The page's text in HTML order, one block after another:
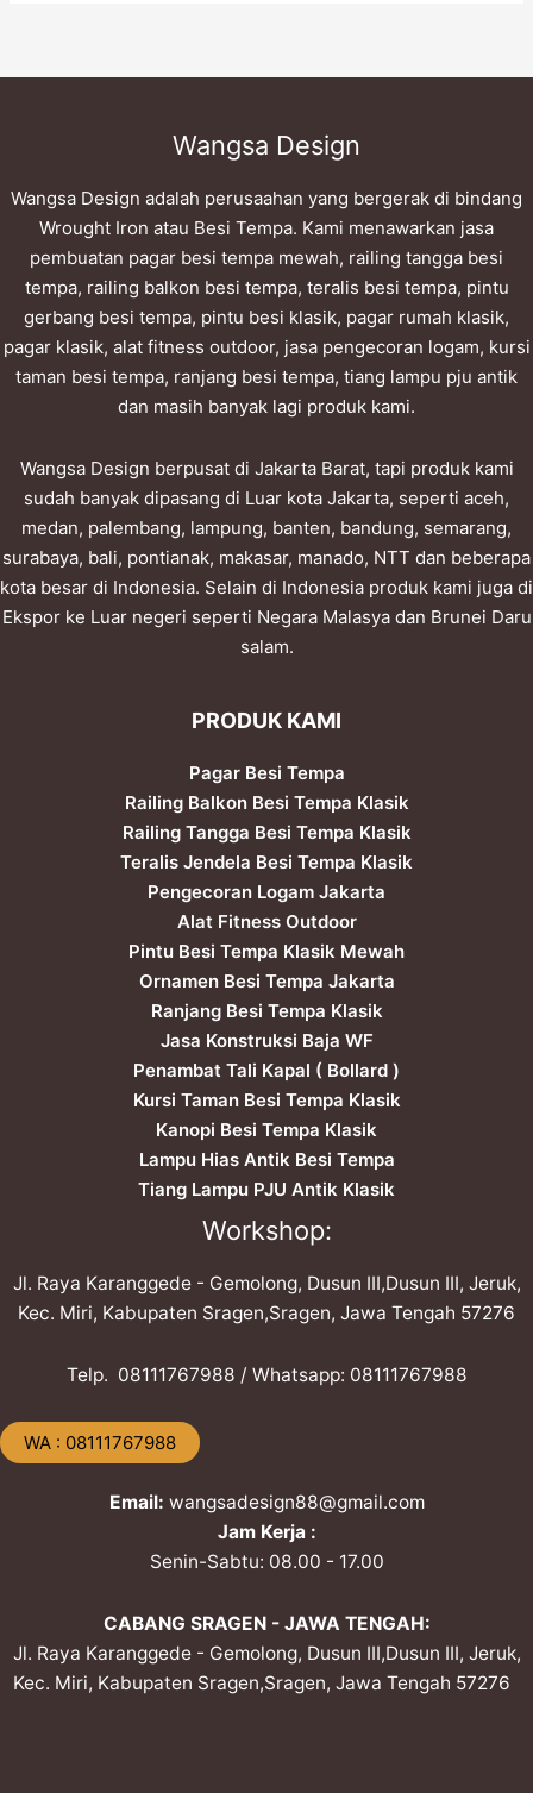
Wangsa Design
Wangsa Design adalah perusaahan yang bergerak di bindang
Wrought Iron atau Besi Tempa. Kami menawarkan jasa
pembuatan pagar besi tempa mewah, railing tangga besi
tempa, railing balkon besi tempa, teralis besi tempa, pintu
gerbang besi tempa, pintu besi klasik, pagar rumah klasik,
pagar klasik, alat fitness outdoor, jasa pengecoran logam, kursi
taman besi tempa, ranjang besi tempa, tiang lampu pju antik
dan masih banyak lagi produk kami.
Wangsa Design berpusat di Jakarta Barat, tapi produk kami
sudah banyak dipasang di Luar kota Jakarta, seperti aceh,
medan, palembang, lampung, banten, bandung, semarang,
surabaya, bali, pontianak, makasar, manado, NTT dan beberapa
kota besar di Indonesia. Selain di Indonesia produk kami juga di
Ekspor ke Luar negeri seperti Negara Malasya dan Brunei Daru
salam.
PRODUK KAMI
Pagar Besi Tempa
Railing Balkon Besi Tempa Klasik
Railing Tangga Besi Tempa Klasik
Teralis Jendela Besi Tempa Klasik
Pengecoran Logam Jakarta
Alat Fitness Outdoor
Pintu Besi Tempa Klasik Mewah
Ornamen Besi Tempa Jakarta
Ranjang Besi Tempa Klasik
Jasa Konstruksi Baja WF
Penambat Tali Kapal ( Bollard )
Kursi Taman Besi Tempa Klasik
Kanopi Besi Tempa Klasik
Lampu Hias Antik Besi Tempa
Tiang Lampu PJU Antik Klasik
Workshop:
Jl. Raya Karanggede - Gemolong, Dusun III,Dusun III, Jeruk,
Kec. Miri, Kabupaten Sragen,Sragen, Jawa Tengah 57276
Telp. ​08111767988 / Whatsapp: ​08111767988
​WA : 08111767988
Email: wangsadesign88@gmail.com
Jam Kerja :
Senin-Sabtu: 08.00 - 17.00
CABANG SRAGEN - JAWA TENGAH:
Jl. Raya Karanggede - Gemolong, Dusun III,Dusun III, Jeruk,
Kec. Miri, Kabupaten Sragen,Sragen, Jawa Tengah 57276